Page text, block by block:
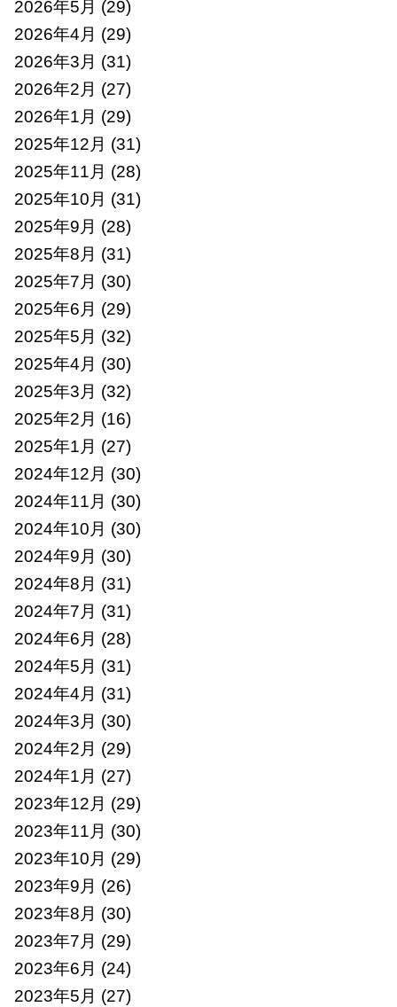
2026年5月 (29)
2026年4月 (29)
2026年3月 (31)
2026年2月 (27)
2026年1月 (29)
2025年12月 (31)
2025年11月 (28)
2025年10月 (31)
2025年9月 (28)
2025年8月 (31)
2025年7月 (30)
2025年6月 (29)
2025年5月 (32)
2025年4月 (30)
2025年3月 (32)
2025年2月 (16)
2025年1月 (27)
2024年12月 (30)
2024年11月 (30)
2024年10月 (30)
2024年9月 (30)
2024年8月 (31)
2024年7月 (31)
2024年6月 (28)
2024年5月 (31)
2024年4月 (31)
2024年3月 (30)
2024年2月 (29)
2024年1月 (27)
2023年12月 (29)
2023年11月 (30)
2023年10月 (29)
2023年9月 (26)
2023年8月 (30)
2023年7月 (29)
2023年6月 (24)
2023年5月 (27)